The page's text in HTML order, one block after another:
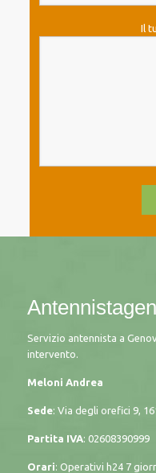
Il
Servizio antennista a
intervento.
Meloni Andrea
Sede: Via degli orefici 9,
Partita IVA: 02608390999
Orari: Operativi h24 7